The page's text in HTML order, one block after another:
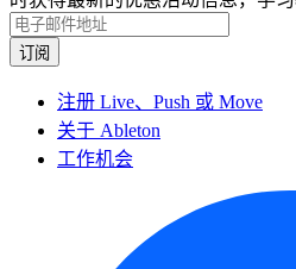
注册 Live、Push 或 Move
关于 Ableton
工作机会